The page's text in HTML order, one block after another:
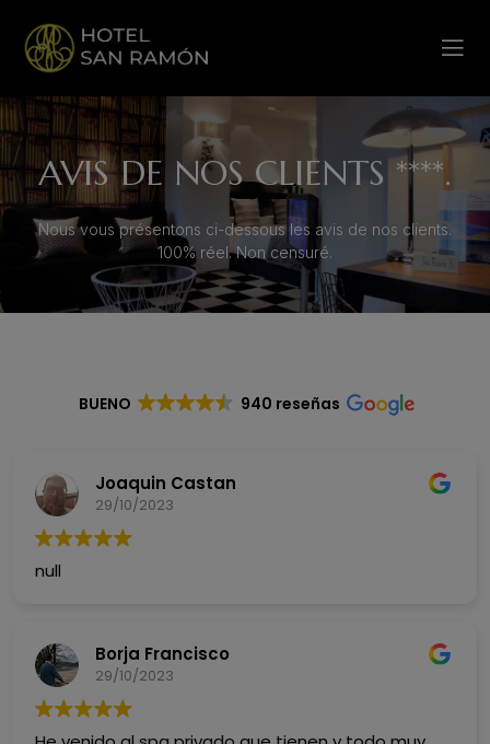
AVIS DE NOS CLIENTS ****.
Nous vous présentons ci-dessous les avis de nos clients.
100% réel. Non censuré.
BUENO 940 reseñas
Joaquin Castan
29/10/2023
null
Borja Francisco
29/10/2023